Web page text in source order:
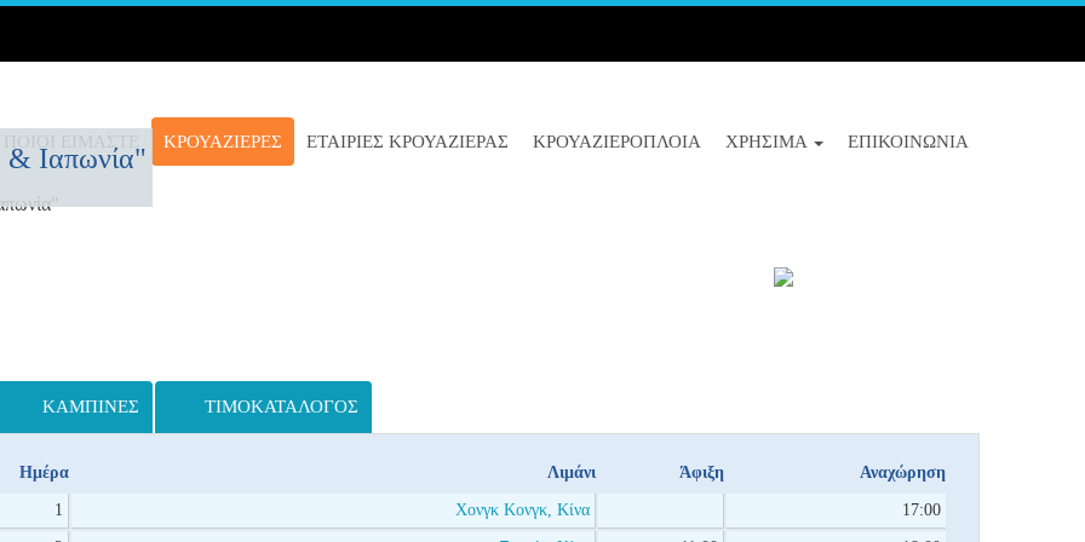
ΚΡΟΥΑΖΙΈΡΕΣ ΕΤΑΙΡΙΕΣ ΚΡΟΥΑΖΙΕΡΑΣ ΚΡΟΥΑΖΙΕΡΌΠΛΟΙΑ ΧΡΉΣΙΜΑ ΕΠΙΚΟΙΝΩΝΊΑ
& Ιαπωνία"
ΚΑΜΠΊΝΕΣ ΤΙΜΟΚΑΤΆΛΟΓΟΣ
Ημέρα Λιμάνι Άφιξη Αναχώρηση
1 Χονγκ Κονγκ, Κίνα 17:00